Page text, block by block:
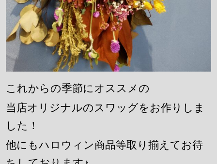
これからの季節にオススメの
当店オリジナルのスワッグをお作りしま
した！
他にもハロウィン商品等取り揃えてお待